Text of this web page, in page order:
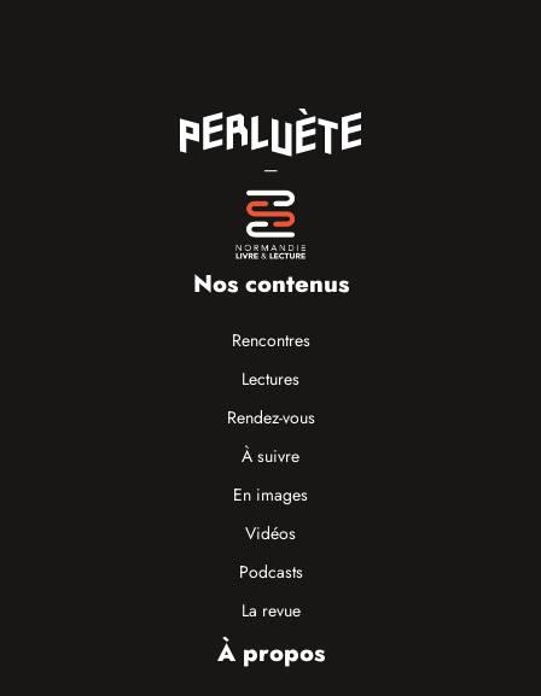
—
Nos contenus
Rencontres
Lectures
Rendez-vous
À suivre
En images
Vidéos
Podcasts
La revue
À propos